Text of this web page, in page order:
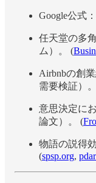
Google公式
任天堂の多
ム）。 (
Airbnbの創
需要検証）
意思決定に
論文）。 (
物語の説得
(spsp.org,